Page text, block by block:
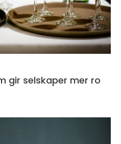
gir selskaper mer ro